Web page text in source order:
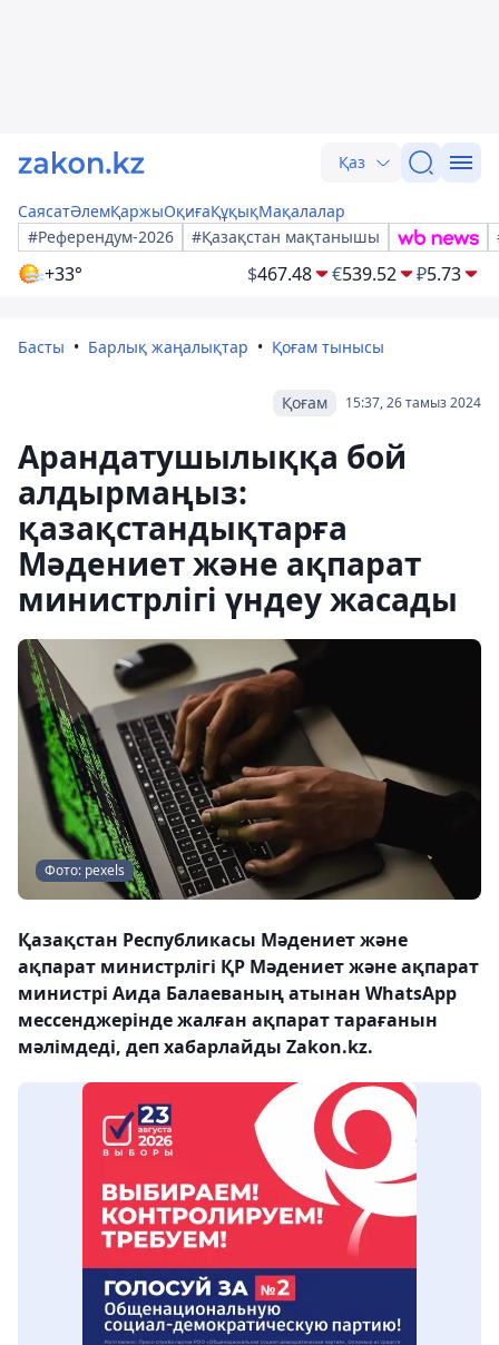
Қаз
СаясатӘлемҚаржыОқиғаҚұқықМақалалар
#Референдум-2026
#Қазақстан мақтанышы
+33° $467.48 €539.52 ₽5.73
Басты Барлық жаңалықтар Қоғам тынысы
15:37, 26 тамыз 2024
Қоғам
Арандатушылыққа бой
алдырмаңыз:
қазақстандықтарға
Мәдениет және ақпарат
министрлігі үндеу жасады
Фото: pexels
Қазақстан Республикасы Мәдениет және
ақпарат министрлігі ҚР Мәдениет және ақпарат
министрі Аида Балаеваның атынан WhatsApp
мессенджерінде жалған ақпарат тарағанын
мәлімдеді, деп хабарлайды Zakon.kz.